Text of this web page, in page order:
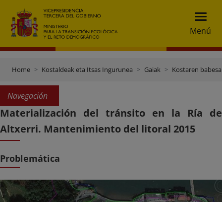
Menú
Home Kostaldeak eta Itsas Ingurunea Gaiak Kostaren babesa
Navegación
Materialización del tránsito en la Ría de
Altxerri. Mantenimiento del litoral 2015
Problemática